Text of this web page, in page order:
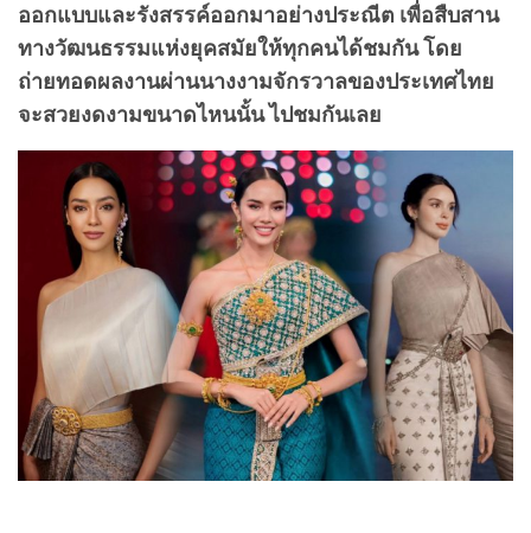
ออกแบบและรังสรรค์ออกมาอย่างประณีต เพื่อสืบสาน
ทางวัฒนธรรมแห่งยุคสมัยให้ทุกคนได้ชมกัน โดย
ถ่ายทอดผลงานผ่านนางงามจักรวาลของประเทศไทย
จะสวยงดงามขนาดไหนนั้น ไปชมกันเลย